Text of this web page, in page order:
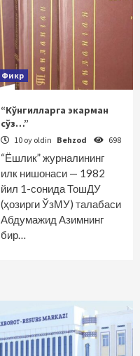
Фикр
“Кўнгилларга экарман
сўз…”
10 oy oldin Behzod 698
“Ёшлик” журналининг
илк нишонаси — 1982
йил 1-сонида ТошДУ
(ҳозирги ЎзМУ) талабаси
Абдумажид Азимнинг
бир…